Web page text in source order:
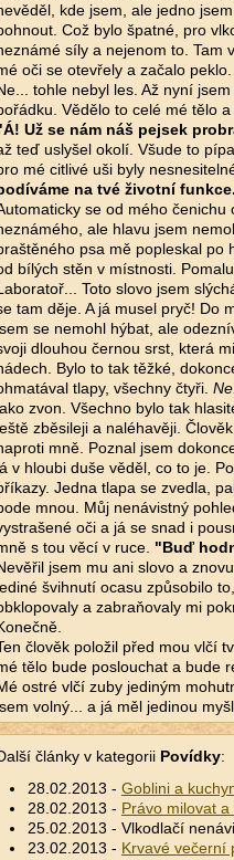
kde jsem, ale jedno
Což bylo špatné, pro
síly a nejenom to. Tam
oči se otevřely a začalo
tohle nebyl les. Až nyní
Vědělo to celé mé tělo
Už se nám náš pejsek
teď uslyšel okolí. Všude to
mé citlivé uši byly
na tvé životní
se od mého
ale hlavu jsem
psa mě popleskal po
bílých stěn v místnosti.
Toto slovo jsem
tam děje. A já musel pryč! Do
se nemohl hýbat, ale
dlouhou černou srst, která
Bylo to tak těžké,
tlapy, všechny čtyři.
zvon. Všechno bylo tak
zběsileji a naléhavěji.
mně. Poznal jsem
v hloubi duše věděl, co to je.
Jedna tlapa se zvedla,
mnou. Můj nenávistný
oči a já se snad i
s tou věcí v ruce. "Buď
jsem mu ani slovo a
švihnutí ocasu způsobilo
a zabraňovaly mi
člověk položil před mou vlčí
tělo bude poslouchat a bude
ostré vlčí zuby jediným
volný... a já měl jedinou
články v kategorii Povídky:
28.02.2013 - Goblini a
28.02.2013 - Právo milovat
25.02.2013 - Vlkodlačí
23.02.2013 - Krvavé večerní